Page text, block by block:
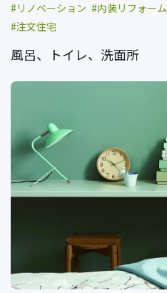
リノベーション 内装リフォーム
注文住宅
風呂、トイレ、洗面所